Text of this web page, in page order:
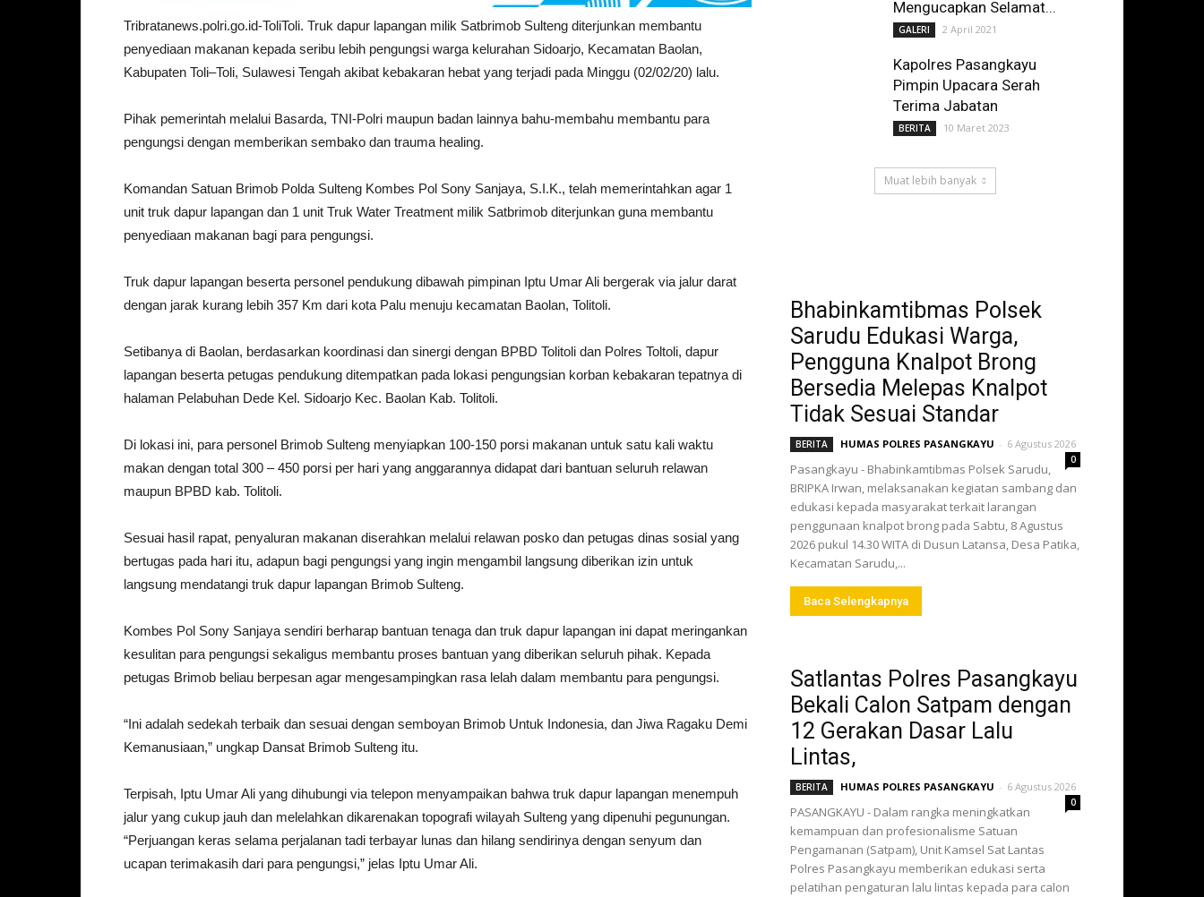
Tribratanews.polri.go.id-ToliToli. Truk dapur lapangan milik Satbrimob Sulteng diterjunkan membantu
penyediaan makanan kepada seribu lebih pengungsi warga kelurahan Sidoarjo, Kecamatan Baolan,
Kabupaten Toli–Toli, Sulawesi Tengah akibat kebakaran hebat yang terjadi pada Minggu (02/02/20) lalu.
Pihak pemerintah melalui Basarda, TNI-Polri maupun badan lainnya bahu-membahu membantu para
pengungsi dengan memberikan sembako dan trauma healing.
Komandan Satuan Brimob Polda Sulteng Kombes Pol Sony Sanjaya, S.I.K., telah memerintahkan agar 1
unit truk dapur lapangan dan 1 unit Truk Water Treatment milik Satbrimob diterjunkan guna membantu
penyediaan makanan bagi para pengungsi.
Truk dapur lapangan beserta personel pendukung dibawah pimpinan Iptu Umar Ali bergerak via jalur darat
dengan jarak kurang lebih 357 Km dari kota Palu menuju kecamatan Baolan, Tolitoli.
Setibanya di Baolan, berdasarkan koordinasi dan sinergi dengan BPBD Tolitoli dan Polres Toltoli, dapur
lapangan beserta petugas pendukung ditempatkan pada lokasi pengungsian korban kebakaran tepatnya di
halaman Pelabuhan Dede Kel. Sidoarjo Kec. Baolan Kab. Tolitoli.
Di lokasi ini, para personel Brimob Sulteng menyiapkan 100-150 porsi makanan untuk satu kali waktu
makan dengan total 300 – 450 porsi per hari yang anggarannya didapat dari bantuan seluruh relawan
maupun BPBD kab. Tolitoli.
Sesuai hasil rapat, penyaluran makanan diserahkan melalui relawan posko dan petugas dinas sosial yang
bertugas pada hari itu, adapun bagi pengungsi yang ingin mengambil langsung diberikan izin untuk
langsung mendatangi truk dapur lapangan Brimob Sulteng.
Kombes Pol Sony Sanjaya sendiri berharap bantuan tenaga dan truk dapur lapangan ini dapat meringankan
kesulitan para pengungsi sekaligus membantu proses bantuan yang diberikan seluruh pihak. Kepada
petugas Brimob beliau berpesan agar mengesampingkan rasa lelah dalam membantu para pengungsi.
“Ini adalah sedekah terbaik dan sesuai dengan semboyan Brimob Untuk Indonesia, dan Jiwa Ragaku Demi
Kemanusiaan,” ungkap Dansat Brimob Sulteng itu.
Terpisah, Iptu Umar Ali yang dihubungi via telepon menyampaikan bahwa truk dapur lapangan menempuh
jalur yang cukup jauh dan melelahkan dikarenakan topografi wilayah Sulteng yang dipenuhi pegunungan.
“Perjuangan keras selama perjalanan tadi terbayar lunas dan hilang sendirinya dengan senyum dan
ucapan terimakasih dari para pengungsi,” jelas Iptu Umar Ali.
Mengucapkan Selamat...
GALERI 2 April 2021
Kapolres Pasangkayu
Pimpin Upacara Serah
Terima Jabatan
BERITA 10 Maret 2023
Muat lebih banyak
Bhabinkamtibmas Polsek
Sarudu Edukasi Warga,
Pengguna Knalpot Brong
Bersedia Melepas Knalpot
Tidak Sesuai Standar
BERITA HUMAS POLRES PASANGKAYU - 6 Agustus 2026
0
Pasangkayu - Bhabinkamtibmas Polsek Sarudu,
BRIPKA Irwan, melaksanakan kegiatan sambang dan
edukasi kepada masyarakat terkait larangan
penggunaan knalpot brong pada Sabtu, 8 Agustus
2026 pukul 14.30 WITA di Dusun Latansa, Desa Patika,
Kecamatan Sarudu,...
Baca Selengkapnya
Satlantas Polres Pasangkayu
Bekali Calon Satpam dengan
12 Gerakan Dasar Lalu
Lintas,
BERITA HUMAS POLRES PASANGKAYU - 6 Agustus 2026
0
PASANGKAYU - Dalam rangka meningkatkan
kemampuan dan profesionalisme Satuan
Pengamanan (Satpam), Unit Kamsel Sat Lantas
Polres Pasangkayu memberikan edukasi serta
pelatihan pengaturan lalu lintas kepada para calon